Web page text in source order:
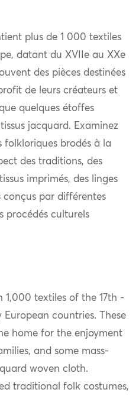
plus de 1 000 textiles
datant du XVIIe au XXe
des pièces destinées
de leurs créateurs et
quelques étoffes
jacquard. Examinez
folkloriques brodés à la
des traditions, des
imprimés, des linges
conçus par différentes
procédés culturels
1,000 textiles of the 17th -
countries. These
home for the enjoyment
and some mass-
woven cloth.
traditional folk costumes,